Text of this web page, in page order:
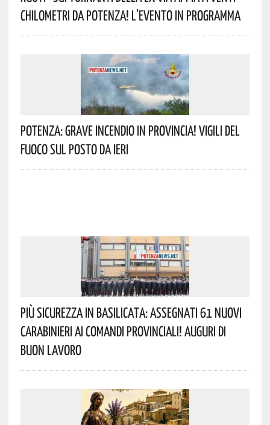
Chilometri Da Potenza! L’evento In Programma
Potenza: Grave Incendio In Provincia! Vigili Del
Fuoco Sul Posto Da Ieri
Più Sicurezza In Basilicata: Assegnati 61 Nuovi
Carabinieri Ai Comandi Provinciali! Auguri Di
Buon Lavoro